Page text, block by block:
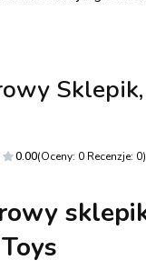
0.00(Oceny: 0 Recenzje: 0)